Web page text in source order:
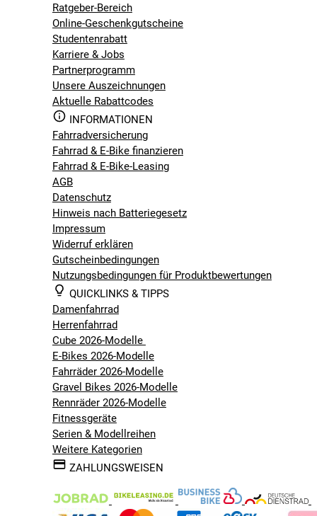
Ratgeber-Bereich
Online-Geschenkgutscheine
Studentenrabatt
Karriere & Jobs
Partnerprogramm
Unsere Auszeichnungen
Aktuelle Rabattcodes
INFORMATIONEN
Fahrradversicherung
Fahrrad & E-Bike finanzieren
Fahrrad & E-Bike-Leasing
AGB
Datenschutz
Hinweis nach Batteriegesetz
Impressum
Widerruf erklären
Gutscheinbedingungen
Nutzungsbedingungen für Produktbewertungen
QUICKLINKS & TIPPS
Damenfahrrad
Herrenfahrrad
Cube 2026-Modelle
E-Bikes 2026-Modelle
Fahrräder 2026-Modelle
Gravel Bikes 2026-Modelle
Rennräder 2026-Modelle
Fitnessgeräte
Serien & Modellreihen
Weitere Kategorien
ZAHLUNGSWEISEN